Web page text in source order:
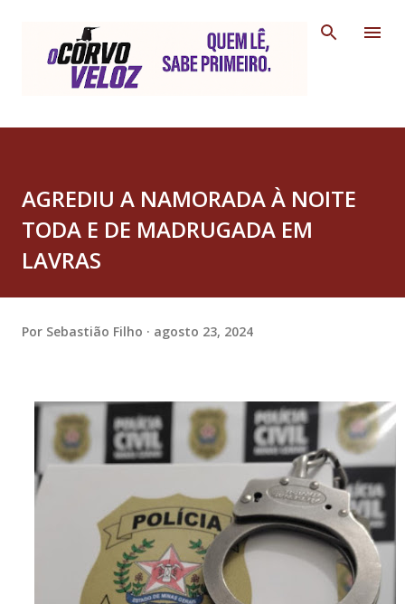
AGREDIU A NAMORADA À NOITE
TODA E DE MADRUGADA EM
LAVRAS
Por Sebastião Filho agosto 23, 2024